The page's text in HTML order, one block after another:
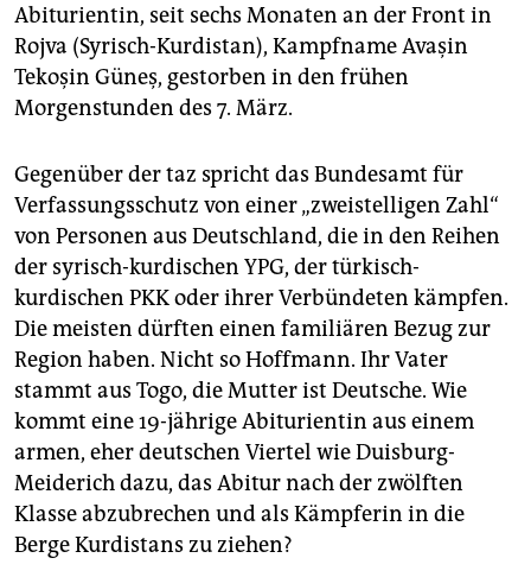
Abiturientin, seit sechs Monaten an der Front in
Rojva (Syrisch-Kurdistan), Kampfname Avaşin
Tekoşin Güneş, gestorben in den frühen
Morgenstunden des 7. März.
Gegenüber der taz spricht das Bundesamt für
Verfassungsschutz von einer „zweistelligen Zahl“
von Personen aus Deutschland, die in den Reihen
der syrisch-kurdischen YPG, der türkisch-
kurdischen PKK oder ihrer Verbündeten kämpfen.
Die meisten dürften einen familiären Bezug zur
Region haben. Nicht so Hoffmann. Ihr Vater
stammt aus Togo, die Mutter ist Deutsche. Wie
kommt eine 19-jährige Abiturientin aus einem
armen, eher deutschen Viertel wie Duisburg-
Meiderich dazu, das Abitur nach der zwölften
Klasse abzubrechen und als Kämpferin in die
Berge Kurdistans zu ziehen?